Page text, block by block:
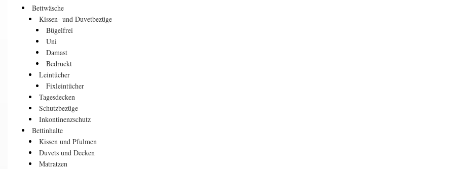
Bettwäsche
Kissen- und Duvetbezüge
Bügelfrei
Uni
Damast
Bedruckt
Leintücher
Fixleintücher
Tagesdecken
Schutzbezüge
Inkontinenzschutz
Bettinhalte
Kissen und Pfulmen
Duvets und Decken
Matratzen